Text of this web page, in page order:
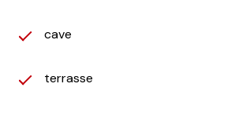
cave
terrasse